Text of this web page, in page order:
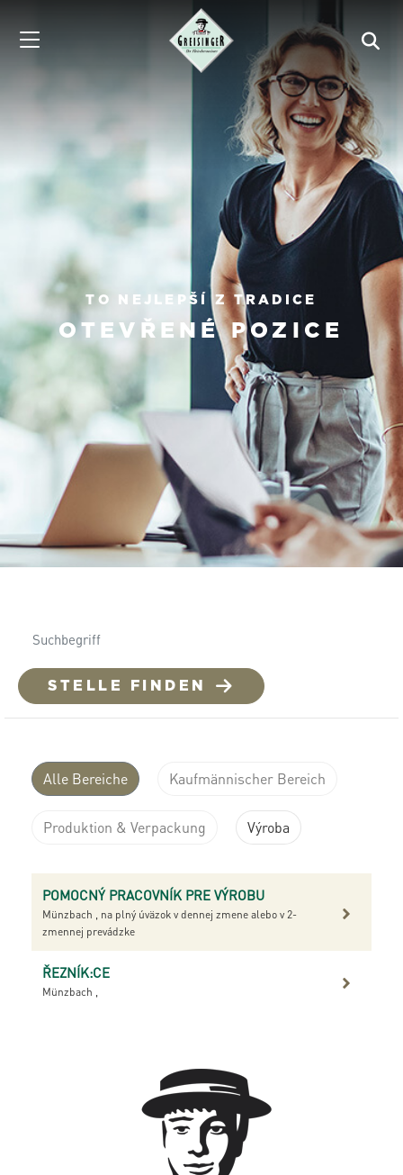
TO NEJLEPŠÍ Z TRADICE
OTEVŘENÉ POZICE
STELLE FINDEN
Alle Bereiche Kaufmännischer Bereich
Produktion & Verpackung Výroba
POMOCNÝ PRACOVNÍK PRE VÝROBU
Münzbach , na plný úväzok v dennej zmene alebo v 2-
zmennej prevádzke
ŘEZNÍK:CE
Münzbach ,